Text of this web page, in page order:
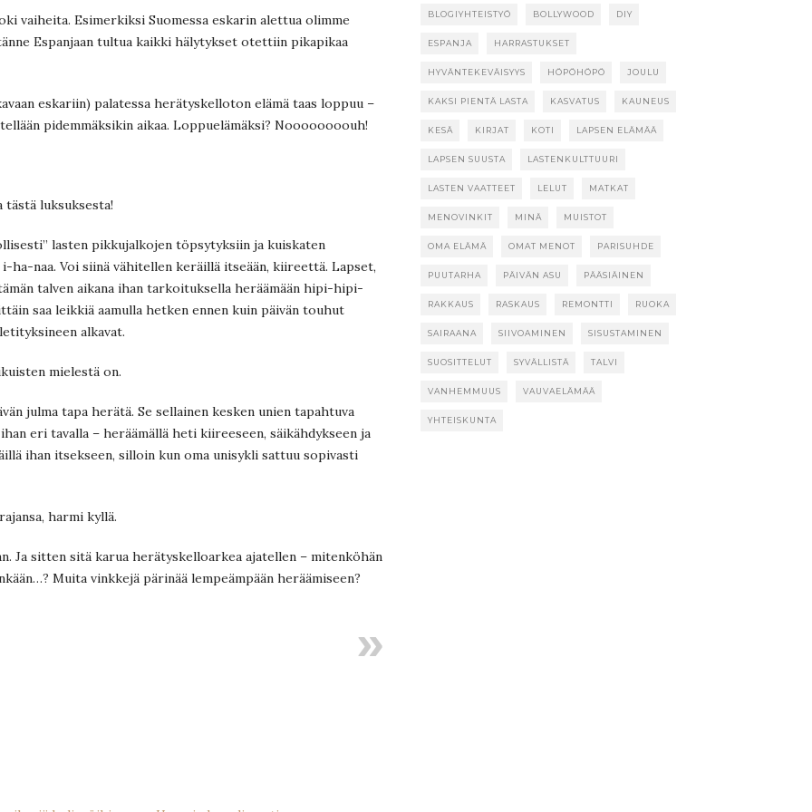
vaiheita. Esimerkiksi Suomessa eskarin alettua olimme
Espanjaan tultua kaikki hälytykset otettiin pikapikaa
eskariin) palatessa herätyskelloton elämä taas loppuu –
pidemmäksikin aikaa. Loppuelämäksi? Noooooooouh!
tästä luksuksesta!
lasten pikkujalkojen töpsytyksiin ja kuiskaten
naa. Voi siinä vähitellen keräillä itseään, kiireettä. Lapset,
talven aikana ihan tarkoituksella heräämään hipi-hipi-
saa leikkiä aamulla hetken ennen kuin päivän touhut
alkavat.
mielestä on.
julma tapa herätä. Se sellainen kesken unien tapahtuva
eri tavalla – heräämällä heti kiireeseen, säikähdykseen ja
ihan itsekseen, silloin kun oma unisykli sattuu sopivasti
harmi kyllä.
Ja sitten sitä karua herätyskelloarkea ajatellen – mitenköhän
Muita vinkkejä pärinää lempeämpään heräämiseen?
BLOGIYHTEISTYÖ BOLLYWOOD DIY
ESPANJA HARRASTUKSET
HYVÄNTEKEVÄISYYS HÖPÖHÖPÖ JOULU
KAKSI PIENTÄ LASTA KASVATUS KAUNEUS
KESÄ KIRJAT KOTI LAPSEN ELÄMÄÄ
LAPSEN SUUSTA LASTENKULTTUURI
LASTEN VAATTEET LELUT MATKAT
MENOVINKIT MINÄ MUISTOT
OMA ELÄMÄ OMAT MENOT PARISUHDE
PUUTARHA PÄIVÄN ASU PÄÄSIÄINEN
RAKKAUS RASKAUS REMONTTI RUOKA
SAIRAANA SIIVOAMINEN SISUSTAMINEN
SUOSITTELUT SYVÄLLISTÄ TALVI
VANHEMMUUS VAUVAELÄMÄÄ
YHTEISKUNTA